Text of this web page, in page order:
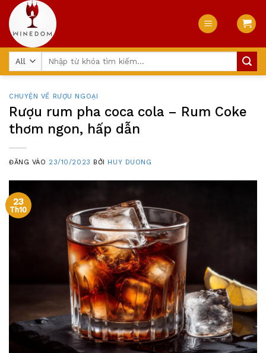
Skip
content
CHUYỆN VỀ RƯỢU NGOẠI
Rượu rum pha coca cola – Rum Coke
thơm ngon, hấp dẫn
ĐĂNG VÀO 23/10/2023 BỞI HUY DUONG
23
Th10